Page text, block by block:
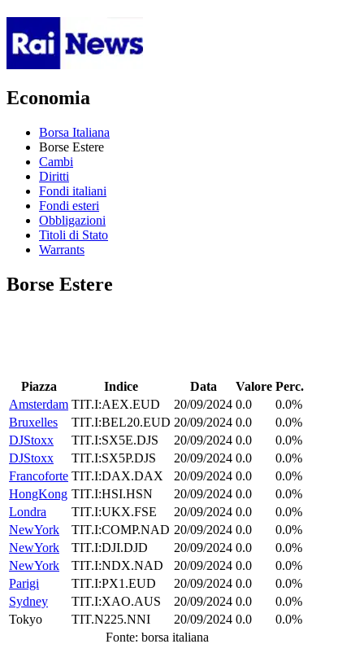
Economia
Borsa Italiana
Borse Estere
Cambi
Diritti
Fondi italiani
Fondi esteri
Obbligazioni
Titoli di Stato
Warrants
Borse Estere
Piazza Indice Data Valore Perc.
Amsterdam TIT.I:AEX.EUD 20/09/2024 0.0
0.0%
Bruxelles
TIT.I:BEL20.EUD 20/09/2024 0.0
0.0%
DJStoxx
TIT.I:SX5E.DJS 20/09/2024 0.0
0.0%
DJStoxx
TIT.I:SX5P.DJS 20/09/2024 0.0
0.0%
Francoforte TIT.I:DAX.DAX 20/09/2024 0.0
0.0%
HongKong TIT.I:HSI.HSN 20/09/2024 0.0
0.0%
Londra
TIT.I:UKX.FSE 20/09/2024 0.0
0.0%
NewYork
TIT.I:COMP.NAD 20/09/2024 0.0
0.0%
NewYork
TIT.I:DJI.DJD 20/09/2024 0.0
0.0%
NewYork
TIT.I:NDX.NAD 20/09/2024 0.0
0.0%
Parigi
TIT.I:PX1.EUD 20/09/2024 0.0
0.0%
Sydney
TIT.I:XAO.AUS 20/09/2024 0.0
0.0%
Tokyo
TIT.N225.NNI 20/09/2024 0.0
0.0%
Fonte: borsa italiana